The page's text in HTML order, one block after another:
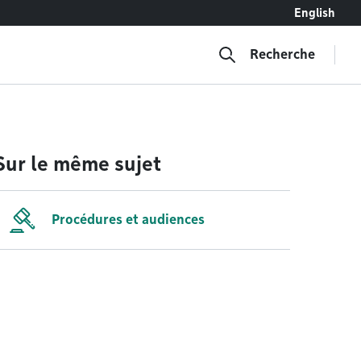
English
Recherche
le même sujet
Procédures et audiences